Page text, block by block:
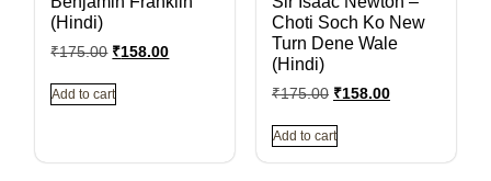
(Hindi)
₹175.00 ₹158.00
Add to cart
Choti Soch Ko New
Turn Dene Wale
(Hindi)
₹175.00 ₹158.00
Add to cart